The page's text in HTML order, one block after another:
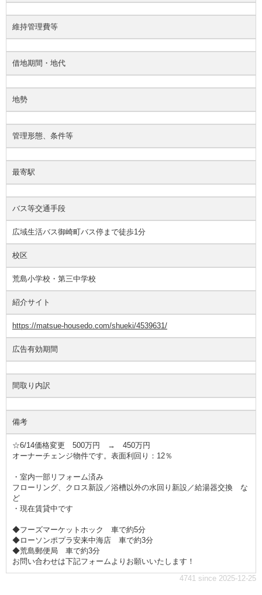
維持管理費等
借地期間・地代
地勢
管理形態、条件等
最寄駅
バス等交通手段
広域生活バス御崎町バス停まで徒歩1分
校区
荒島小学校・第三中学校
紹介サイト
https://matsue-housedo.com/shueki/4539631/
広告有効期間
間取り内訳
備考
☆6/14価格変更 500万円 → 450万円
オーナーチェンジ物件です。表面利回り：12％
・室内一部リフォーム済み
フローリング、クロス新設／浴槽以外の水回り新設／給湯器交換 な
ど
・現在賃貸中です
◆フーズマーケットホック 車で約5分
◆ローソンポプラ安来中海店 車で約3分
◆荒島郵便局 車で約3分
お問い合わせは下記フォームよりお願いいたします！
4741 since 2025-12-25